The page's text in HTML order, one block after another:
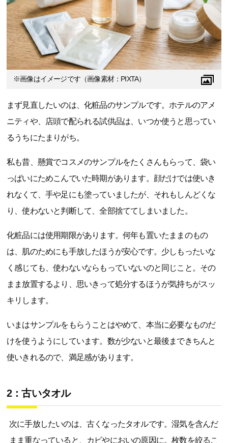
※画像はイメージです（画像素材：PIXTA）
まず見直したいのは、化粧品のサンプルです。ホテルのアメ
ニティや、店頭で配られる試供品は、いつか使うと思ってい
るうちにたまりがち。
私も昔、懸賞でコスメのサンプルをたくさんもらって、袋い
っぱいにためこんでいた時期があります。顔だけでは使いき
れなくて、手や足にも塗っていましたが、それもしんどくな
り、使わないと判断して、全部捨ててしまいました。
化粧品には使用期限があります。何年も置いたままのもの
は、肌のためにも手放したほうが安心です。少しもったいな
く感じても、使わないならもっていないのと同じこと。その
まま放置するより、思いきって処分するほうが気持ちがスッ
キリします。
いまはサンプルをもらうことはやめて、本当に必要なものだ
けを使うようにしています。数が少ないと最後まできちんと
使いきれるので、満足感があります。
2：古いタオル
次に手放したいのは、古くなったタオルです。湿気を含んだ
まま重なっていると、カビやにおいの原因に。枚数を絞るこ